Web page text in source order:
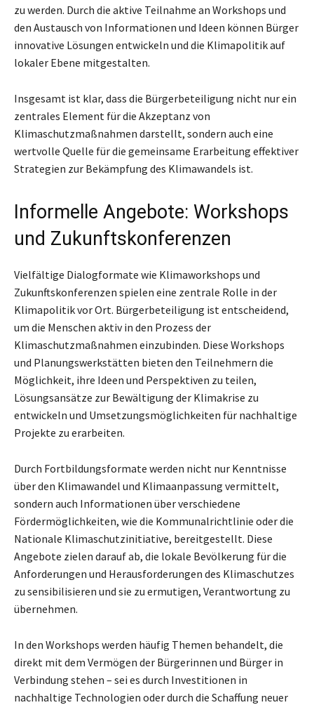
zu werden. Durch die aktive Teilnahme an Workshops und
den Austausch von Informationen und Ideen können Bürger
innovative Lösungen entwickeln und die Klimapolitik auf
lokaler Ebene mitgestalten.
Insgesamt ist klar, dass die Bürgerbeteiligung nicht nur ein
zentrales Element für die Akzeptanz von
Klimaschutzmaßnahmen darstellt, sondern auch eine
wertvolle Quelle für die gemeinsame Erarbeitung effektiver
Strategien zur Bekämpfung des Klimawandels ist.
Informelle Angebote: Workshops
und Zukunftskonferenzen
Vielfältige Dialogformate wie Klimaworkshops und
Zukunftskonferenzen spielen eine zentrale Rolle in der
Klimapolitik vor Ort. Bürgerbeteiligung ist entscheidend,
um die Menschen aktiv in den Prozess der
Klimaschutzmaßnahmen einzubinden. Diese Workshops
und Planungswerkstätten bieten den Teilnehmern die
Möglichkeit, ihre Ideen und Perspektiven zu teilen,
Lösungsansätze zur Bewältigung der Klimakrise zu
entwickeln und Umsetzungsmöglichkeiten für nachhaltige
Projekte zu erarbeiten.
Durch Fortbildungsformate werden nicht nur Kenntnisse
über den Klimawandel und Klimaanpassung vermittelt,
sondern auch Informationen über verschiedene
Fördermöglichkeiten, wie die Kommunalrichtlinie oder die
Nationale Klimaschutzinitiative, bereitgestellt. Diese
Angebote zielen darauf ab, die lokale Bevölkerung für die
Anforderungen und Herausforderungen des Klimaschutzes
zu sensibilisieren und sie zu ermutigen, Verantwortung zu
übernehmen.
In den Workshops werden häufig Themen behandelt, die
direkt mit dem Vermögen der Bürgerinnen und Bürger in
Verbindung stehen – sei es durch Investitionen in
nachhaltige Technologien oder durch die Schaffung neuer